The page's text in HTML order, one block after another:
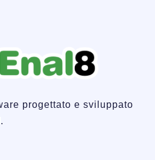
progettato e sviluppato